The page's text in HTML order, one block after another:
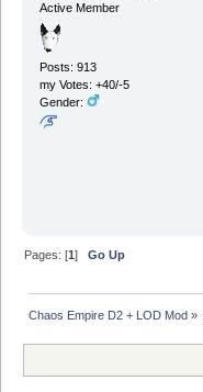
Active Member
Posts: 913
my Votes: +40/-5
Gender:
Pages: [1]Go Up
Chaos Empire D2 + LOD Mod »